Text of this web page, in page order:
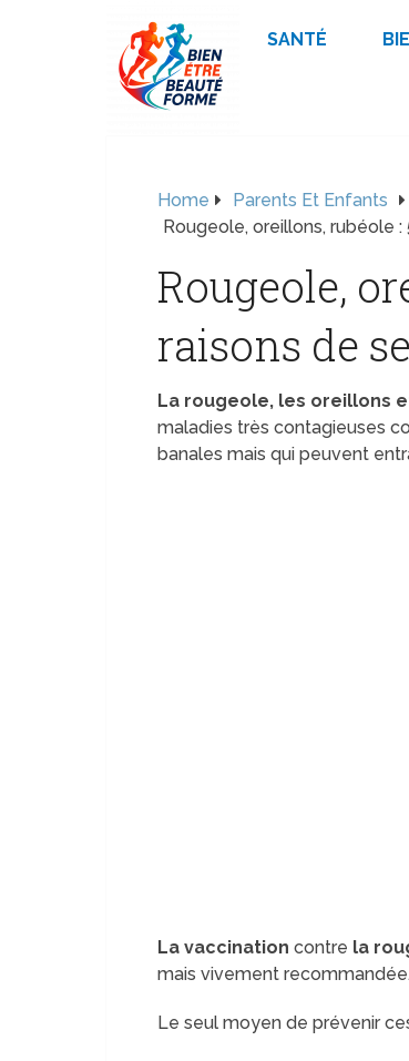
SANTÉ
Home
Parents Et Enfants
Rougeole, oreillons, rubéole
Rougeole,
raisons de
La rougeole, les oreillons
maladies très contagieuses
banales mais qui peuvent
La vaccination contre la
mais vivement recommandée.
Le seul moyen de prévenir